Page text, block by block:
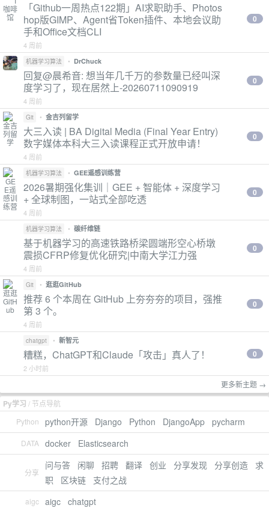
「Github一周热点122期」AI求职助手、Photos
hop版GIMP、Agent省Token插件、本地会议助
手和Office文档CLI
4 周前
0
机器学习算法 • DrChuck
回复@晨希音: 想当年几千万的参数量已经叫深
度学习了，现在居然上-20260711090919
4 周前
0
Git • 金吉列留学
大三入读 | BA Digital Media (Final Year Entry)
数字媒体本科大三入读课程正式开放申请！
4 周前
0
机器学习算法 • GEE遥感训练营
2026暑期强化集训｜GEE + 智能体 + 深度学习
+ 全球制图，一站式全部吃透
4 周前
0
机器学习算法 • 碳纤维链
基于机器学习的高速铁路桥梁圆端形空心桥墩
震损CFRP修复优化研究|中南大学江力强
4 周前
0
Git • 逛逛GitHub
推荐 6 个本周在 GitHub 上夯夯夯的项目，强推
第 3 个。
4 周前
0
chatgpt • 新智元
糟糕，ChatGPT和Claude「攻击」真人了！
2 小时前
0
更多新主题 →
Py学习 / 节点导航
Python
python开源 Django Python DjangoApp pycharm
DATA docker Elasticsearch
分享
问与答 闲聊 招聘 翻译 创业 分享发现 分享创造
求
职
区块链 支付之战
aigc aigc chatgpt